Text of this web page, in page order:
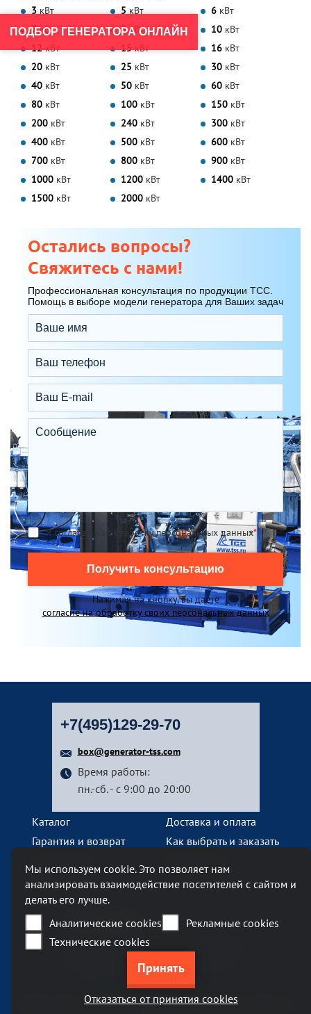
3 кВт 5 кВт 6 кВт
7 кВт 8 кВт 10 кВт
12 кВт 15 кВт 16 кВт
20 кВт 25 кВт 30 кВт
40 кВт 50 кВт 60 кВт
80 кВт 100 кВт 150 кВт
200 кВт 240 кВт 300 кВт
400 кВт 500 кВт 600 кВт
700 кВт 800 кВт 900 кВт
1000 кВт 1200 кВт 1400 кВт
1500 кВт 2000 кВт
Остались вопросы?
Свяжитесь с нами!
Профессиональная консультация по продукции ТСС.
Помощь в выборе модели генератора для Ваших задач
Я согласен на обработку персональных данных*
Получить консультацию
Нажимая на кнопку, вы даете
согласие на обработку своих персональных данных
+7(495)129-29-70
box@generator-tss.com
Время работы:
пн.-сб. - с 9:00 до 20:00
Каталог
Доставка и оплата
Гарантия и возврат
Как выбрать и заказать
Контакты
Наш офис
Москва, Ленинский проспект, 119А
Бизнес-центр «Ленинский 119А»
метро Тропарево
Информация на сайте generator-tss.com не является публичной
ПОДБОР ГЕНЕРАТОРА ОНЛАЙН
Мы используем cookie. Это позволяет нам
анализировать взаимодействие посетителей с сайтом и
делать его лучше.
Аналитические cookies
Рекламные cookies
Технические cookies
Отказаться от принятия cookies